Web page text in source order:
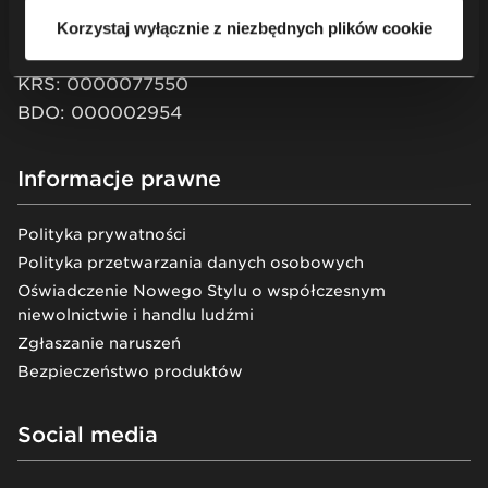
Korzystaj wyłącznie z niezbędnych plików cookie
XII Wydział Gospodarczy KRS
Kapitał zakładowy: 51 550 PLN
KRS: 0000077550
BDO: 000002954
Informacje prawne
Polityka prywatności
Polityka przetwarzania danych osobowych
Oświadczenie Nowego Stylu o współczesnym
niewolnictwie i handlu ludźmi
Zgłaszanie naruszeń
Bezpieczeństwo produktów
Social media